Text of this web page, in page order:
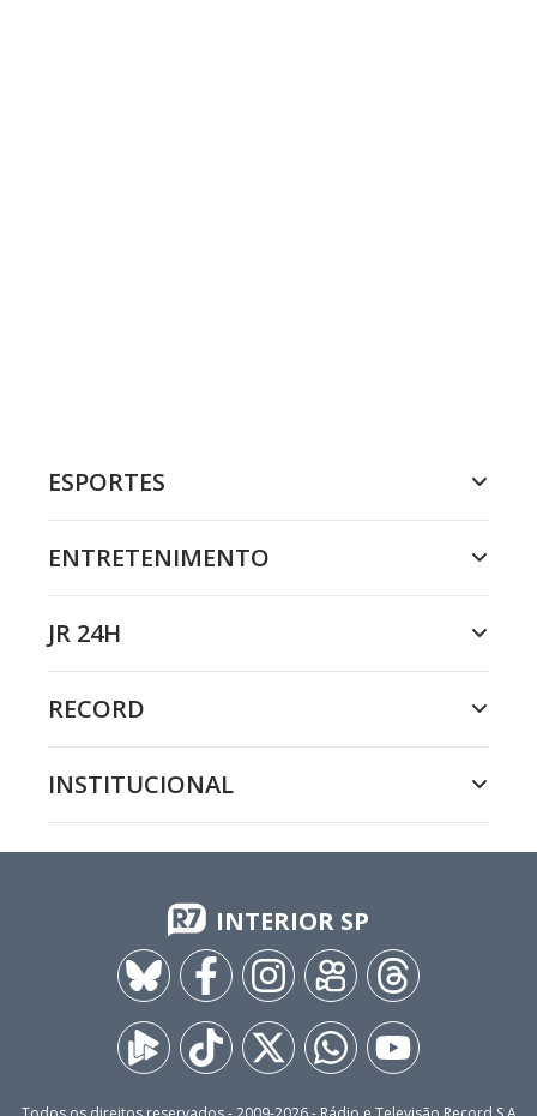
ESPORTES
ENTRETENIMENTO
JR 24H
RECORD
INSTITUCIONAL
INTERIOR SP